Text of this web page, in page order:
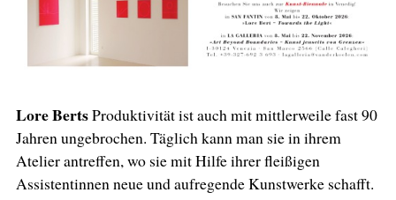
Lore BertsProduktivität ist auch mit mittlerweile fast 90
Jahren ungebrochen. Täglich kann man sie in ihrem
Atelier antreffen, wo sie mit Hilfe ihrer fleißigen
Assistentinnen neue und aufregende Kunstwerke schafft.